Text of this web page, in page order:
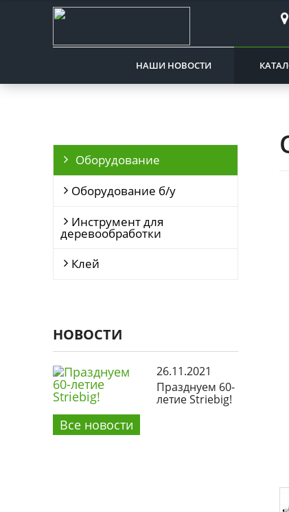
НАШИ НОВОСТИ
Оборудование
Оборудование б/у
Инструмент для
деревообработки
Клей
НОВОСТИ
26.11.2021
Празднуем 60-
летие Striebig!
Все новости